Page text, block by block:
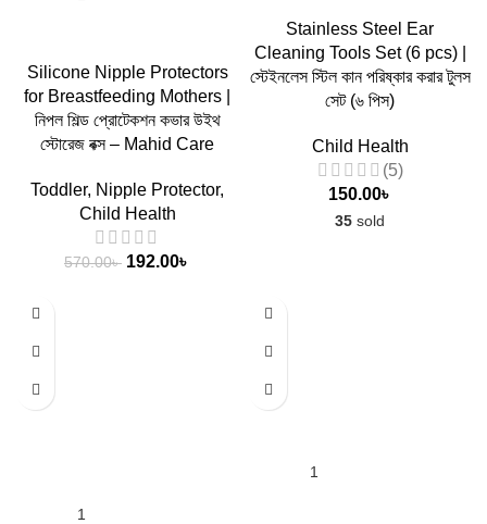
Silicone Nipple Protectors
for Breastfeeding Mothers |
নিপল শিল্ড প্রোটেকশন কভার উইথ
স্টোরেজ বক্স – Mahid Care
Toddler, Nipple Protector,
Child Health
570.00৳ 192.00৳
Stainless Steel Ear
Cleaning Tools Set (6 pcs) |
স্টেইনলেস স্টিল কান পরিষ্কার করার টুলস
সেট (৬ পিস)
Child Health
(5)
150.00৳
35 sold